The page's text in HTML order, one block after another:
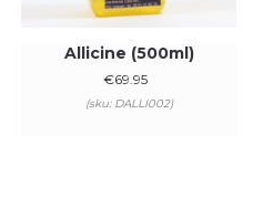
Allicine (500ml)
€69.95
(sku: DALLI002)